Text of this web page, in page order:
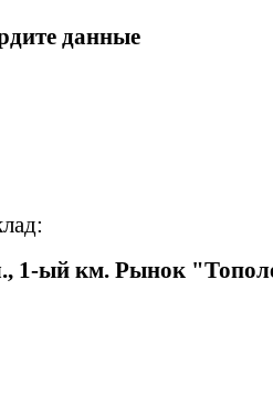
данные
1-ый км. Рынок